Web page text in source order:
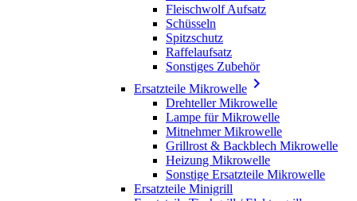
Fleischwolf Aufsatz
Schüsseln
Spitzschutz
Raffelaufsatz
Sonstiges Zubehör
Ersatzteile Mikrowelle 
Drehteller Mikrowelle
Lampe für Mikrowelle
Mitnehmer Mikrowelle
Grillrost & Backblech Mikrowelle
Heizung Mikrowelle
Sonstige Ersatzteile Mikrowelle
Ersatzteile Minigrill